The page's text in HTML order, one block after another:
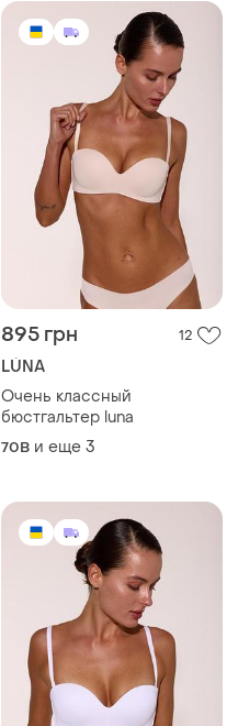
895 грн 12
LÚNA
Очень классный
бюстгальтер luna
70B и еще 3